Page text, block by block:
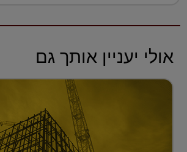
אולי יעניין אותך גם